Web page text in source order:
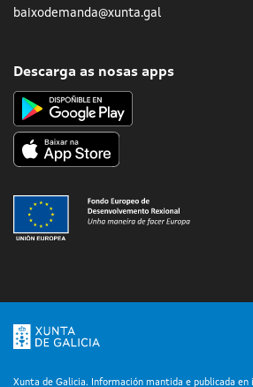
baixodemanda@xunta.gal
Descarga as nosas apps
Xunta de Galicia. Información mantida e publicada